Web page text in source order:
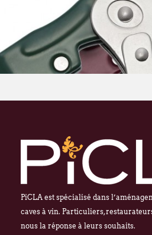
PiCLA est spécialisé dans
caves à vin. Particuliers,
nous la réponse à leurs souhaits.